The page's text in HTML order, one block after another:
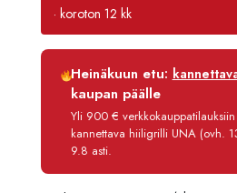
· koroton 12 kk
Luottoaika
Korko
Käsittelymaksu
Maksettava yhteensä
Heinäkuun etu:
kaupan päälle
Yli 900 €
kannettava hiiligrilli UNA (ovh.
9.8 asti.